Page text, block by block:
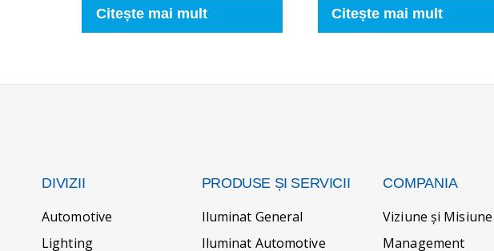
Citește mai mult Citește mai mult
DIVIZII
Automotive
Lighting
PRODUSE ȘI SERVICII
Iluminat General
Iluminat Automotive
COMPANIA
Viziune și Misiune
Management